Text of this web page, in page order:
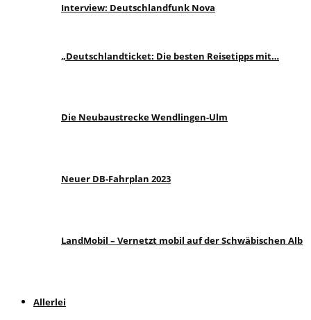
Interview: Deutschlandfunk Nova
„Deutschlandticket: Die besten Reisetipps mit…
Die Neubaustrecke Wendlingen-Ulm
Neuer DB-Fahrplan 2023
LandMobil – Vernetzt mobil auf der Schwäbischen Alb
Allerlei